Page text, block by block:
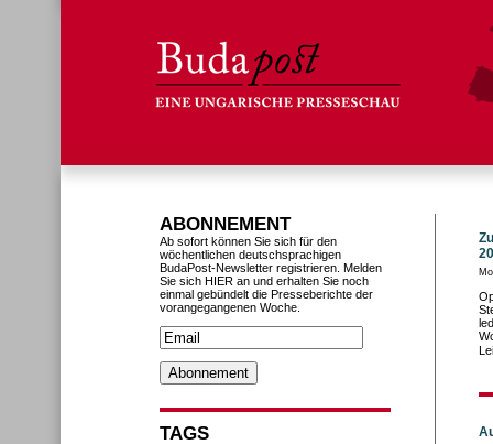
ABONNEMENT
Ab sofort können Sie sich für den
wöchentlichen deutschsprachigen
BudaPost-Newsletter registrieren. Melden
Sie sich HIER an und erhalten Sie noch
einmal gebündelt die Presseberichte der
vorangegangenen Woche.
TAGS